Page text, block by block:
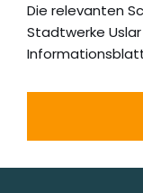
Die relevanten
Stadtwerke